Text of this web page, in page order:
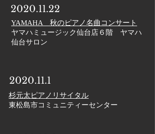
2020.11.22
YAMAHA 秋のピアノ名曲コンサート
​ヤマハミュージック仙台店６階 ヤマハ
仙台サロン
2020.11.1
杉元太ピアノリサイタル
​東松島市コミュニティーセンター